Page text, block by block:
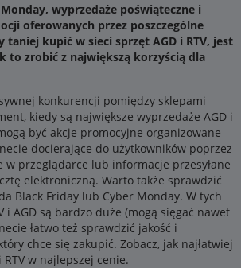
wyprzedaże poświąteczne i
oferowanych przez poszczególne
taniej kupić w sieci sprzęt AGD i RTV, jest
to zrobić z największą korzyścią dla
konkurencji pomiędzy sklepami
kiedy są największe wyprzedaże AGD i
być akcje promocyjne organizowane
docierające do użytkowników poprzez
w przeglądarce lub informacje przesyłane
elektroniczną. Warto także sprawdzić
Black Friday lub Cyber Monday. W tych
i AGD są bardzo duże (mogą sięgać nawet
łatwo też sprawdzić jakość i
chce się zakupić. Zobacz, jak najłatwiej
w najlepszej cenie.